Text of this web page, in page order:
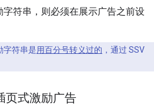
符串，则必须在展示广告之前设
字符串是用百分号转义过的 ，通过 SSV
页式激励广告